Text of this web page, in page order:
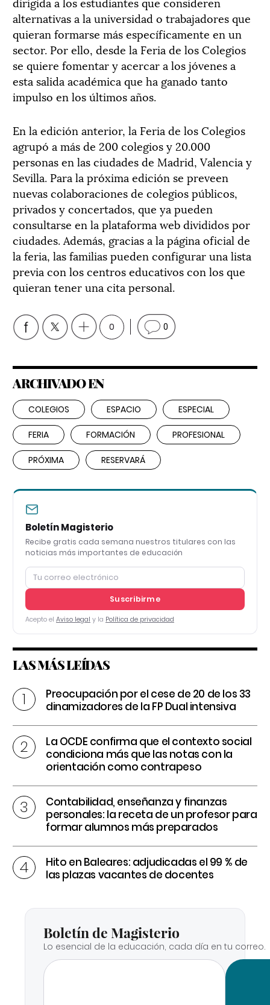
alternativas a la universidad o trabajadores que
quieran formarse más específicamente en un
sector. Por ello, desde la Feria de los Colegios
se quiere fomentar y acercar a los jóvenes a
esta salida académica que ha ganado tanto
impulso en los últimos años.
En la edición anterior, la Feria de los Colegios
agrupó a más de 200 colegios y 20.000
personas en las ciudades de Madrid, Valencia y
Sevilla. Para la próxima edición se preveen
nuevas colaboraciones de colegios públicos,
privados y concertados, que ya pueden
consultarse en la plataforma web divididos por
ciudades. Además, gracias a la página oficial de
la feria, las familias pueden configurar una lista
previa con los centros educativos con los que
quieran tener una cita personal.
0 0
ARCHIVADO EN
COLEGIOS ESPACIO ESPECIAL
FERIA FORMACIÓN PROFESIONAL
PRÓXIMA RESERVARÁ
Boletín Magisterio
Recibe gratis cada semana nuestros titulares con las
noticias más importantes de educación
Suscribirme
Acepto el Aviso legal y la Política de privacidad
LAS MÁS LEÍDAS
Preocupación por el cese de 20 de los 33
dinamizadores de la FP Dual intensiva
La OCDE confirma que el contexto social
condiciona más que las notas con la
orientación como contrapeso
Contabilidad, enseñanza y finanzas
personales: la receta de un profesor para
formar alumnos más preparados
Hito en Baleares: adjudicadas el 99 % de
las plazas vacantes de docentes
Boletín de Magisterio
Lo esencial de la educación, cada día en tu correo.